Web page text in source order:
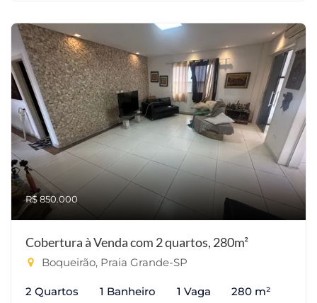
R$ 850.000
Cobertura à Venda com 2 quartos, 280m²
Boqueirão, Praia Grande-SP
2 Quartos 1 Banheiro 1 Vaga 280 m²